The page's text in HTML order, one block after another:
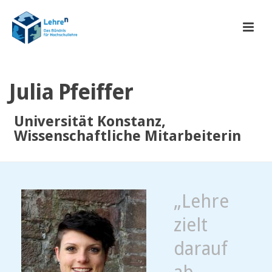
Julia Pfeiffer
Universität Konstanz,
Wissenschaftliche Mitarbeiterin
„Lehre
zielt
darauf